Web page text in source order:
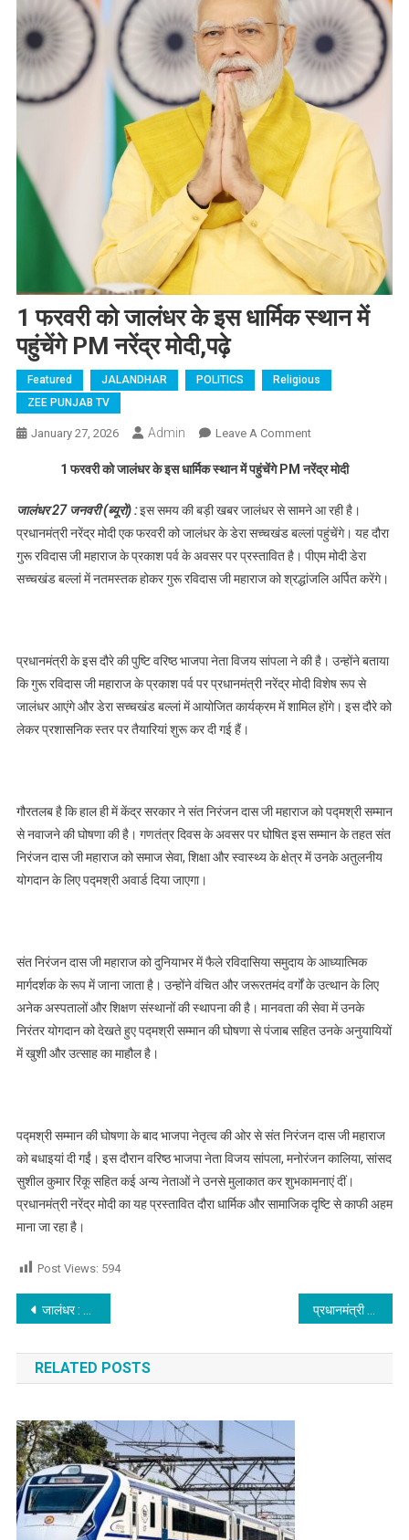
1 फरवरी को जालंधर के इस धार्मिक स्थान में
पहुंचेंगे PM नरेंद्र मोदी,पढ़े
Featured JALANDHAR POLITICS
Religious
ZEE PUNJAB TV
January 27, 2026 Admin Leave A CommentOn 1 फरवरी को
धार्मिक स्थान में
मोदी,पढ़े
1 फरवरी को जालंधर के इस धार्मिक स्थान में पहुंचेंगे PM नरेंद्र मोदी
जालंधर 27 जनवरी (ब्यूरो) :इस समय की बड़ी खबर जालंधर से सामने आ रही है।
प्रधानमंत्री नरेंद्र मोदी एक फरवरी को जालंधर के डेरा सच्चखंड बल्लां पहुंचेंगे। यह दौरा
गुरू रविदास जी महाराज के प्रकाश पर्व के अवसर पर प्रस्तावित है। पीएम मोदी डेरा
सच्चखंड बल्लां में नतमस्तक होकर गुरू रविदास जी महाराज को श्रद्धांजलि अर्पित करेंगे।
प्रधानमंत्री के इस दौरे की पुष्टि वरिष्ठ भाजपा नेता विजय सांपला ने की है। उन्होंने बताया
कि गुरू रविदास जी महाराज के प्रकाश पर्व पर प्रधानमंत्री नरेंद्र मोदी विशेष रूप से
जालंधर आएंगे और डेरा सच्चखंड बल्लां में आयोजित कार्यक्रम में शामिल होंगे। इस दौरे को
लेकर प्रशासनिक स्तर पर तैयारियां शुरू कर दी गई हैं।
गौरतलब है कि हाल ही में केंद्र सरकार ने संत निरंजन दास जी महाराज को पद्मश्री सम्मान
से नवाजने की घोषणा की है। गणतंत्र दिवस के अवसर पर घोषित इस सम्मान के तहत संत
निरंजन दास जी महाराज को समाज सेवा, शिक्षा और स्वास्थ्य के क्षेत्र में उनके अतुलनीय
योगदान के लिए पद्मश्री अवार्ड दिया जाएगा।
संत निरंजन दास जी महाराज को दुनियाभर में फैले रविदासिया समुदाय के आध्यात्मिक
मार्गदर्शक के रूप में जाना जाता है। उन्होंने वंचित और जरूरतमंद वर्गों के उत्थान के लिए
अनेक अस्पतालों और शिक्षण संस्थानों की स्थापना की है। मानवता की सेवा में उनके
निरंतर योगदान को देखते हुए पद्मश्री सम्मान की घोषणा से पंजाब सहित उनके अनुयायियों
में खुशी और उत्साह का माहौल है।
पद्मश्री सम्मान की घोषणा के बाद भाजपा नेतृत्व की ओर से संत निरंजन दास जी महाराज
को बधाइयां दी गईं। इस दौरान वरिष्ठ भाजपा नेता विजय सांपला, मनोरंजन कालिया, सांसद
सुशील कुमार रिंकू सहित कई अन्य नेताओं ने उनसे मुलाकात कर शुभकामनाएं दीं।
प्रधानमंत्री नरेंद्र मोदी का यह प्रस्तावित दौरा धार्मिक और सामाजिक दृष्टि से काफी अहम
माना जा रहा है।
Post Views: 594
Post navigation
जालंधर : रात के अंधेरे में इस पॉश इलाके में स्थित शोरूम में लाखों रुपये की चोरी , देखें वीडियो
RELATED POSTS